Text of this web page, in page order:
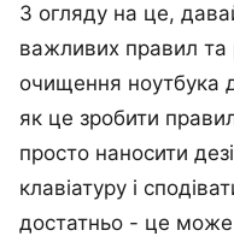
З огляду на це,
важливих правил та
очищення ноутбука
як це зробити
просто наносити
клавіатуру і
достатньо - це